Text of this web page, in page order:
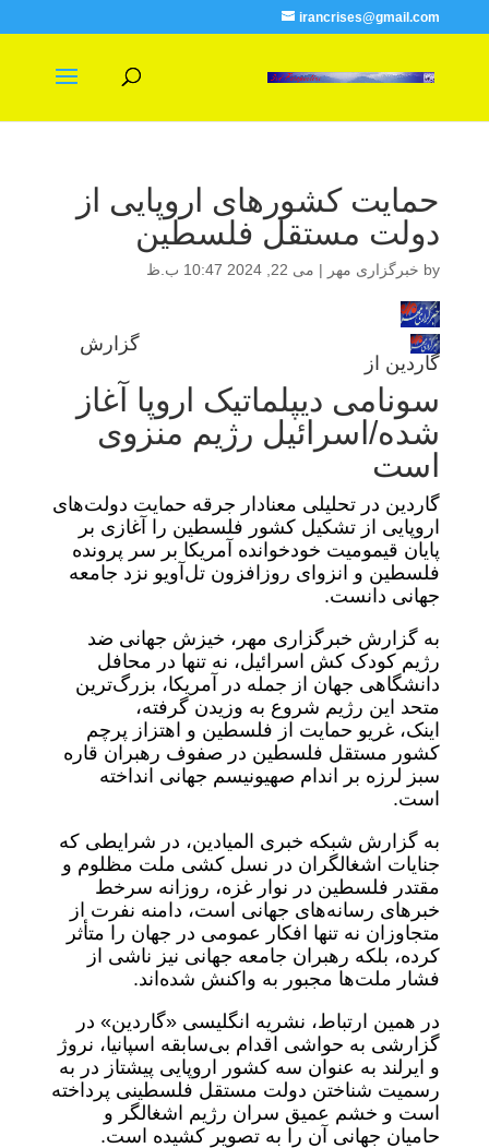
irancrises@gmail.com
حمایت کشورهای اروپایی از
دولت مستقل فلسطین
by خبرگزاری مهر | می 22, 2024 10:47 ب.ظ
گزارش
گاردین از
سونامی دیپلماتیک اروپا آغاز
شده/اسرائیل رژیم منزوی
است
گاردین در تحلیلی معنادار جرقه حمایت دولت‌های
اروپایی از تشکیل کشور فلسطین را آغازی بر
پایان قیمومیت خودخوانده آمریکا بر سر پرونده
فلسطین و انزوای روزافزون تل‌آویو نزد جامعه
جهانی دانست.
به گزارش خبرگزاری مهر، خیزش جهانی ضد
رژیم کودک کش اسرائیل، نه تنها در محافل
دانشگاهی جهان از جمله در آمریکا، بزرگ‌ترین
متحد این رژیم شروع به وزیدن گرفته،
اینک، غریو حمایت از فلسطین و اهتزاز پرچم
کشور مستقل فلسطین در صفوف رهبران قاره
سبز لرزه بر اندام صهیونیسم جهانی انداخته
است.
به گزارش شبکه خبری المیادین، در شرایطی که
جنایات اشغالگران در نسل کشی ملت مظلوم و
مقتدر فلسطین در نوار غزه، روزانه سرخط
خبرهای رسانه‌های جهانی است، دامنه نفرت از
متجاوزان نه تنها افکار عمومی در جهان را متأثر
کرده، بلکه رهبران جامعه جهانی نیز ناشی از
فشار ملت‌ها مجبور به واکنش شده‌اند.
در همین ارتباط، نشریه انگلیسی «گاردین» در
گزارشی به حواشی اقدام بی‌سابقه اسپانیا، نروژ
و ایرلند به عنوان سه کشور اروپایی پیشتاز در به
رسمیت شناختن دولت مستقل فلسطینی پرداخته
است و خشم عمیق سران رژیم اشغالگر و
حامیان جهانی آن را به تصویر کشیده است.